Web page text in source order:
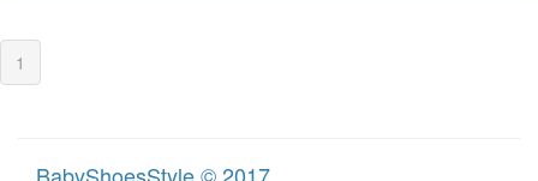
1
BabyShoesStyle © 2017